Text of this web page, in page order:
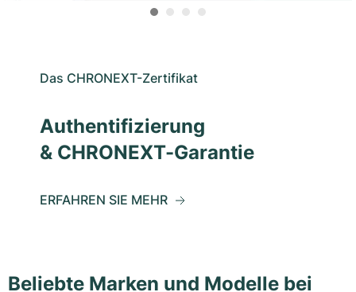
Das CHRONEXT-Zertifikat
Authentifizierung
& CHRONEXT-Garantie
ERFAHREN SIE MEHR
Beliebte Marken und Modelle bei